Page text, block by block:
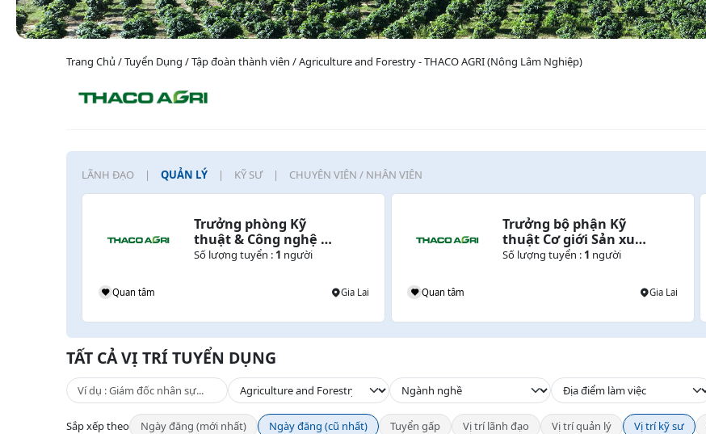
Trang Chủ / Tuyển Dụng / Tập đoàn thành viên / Agriculture and Forestry - THACO AGRI (Nông Lâm Nghiệp)
LÃNH ĐẠO QUẢN LÝ KỸ SƯ CHUYÊN VIÊN / NHÂN VIÊN
Trưởng phòng Kỹ
thuật & Công nghệ
Chăn nuôi Bò
Số lượng tuyển : 1 người
Quan tâm Gia Lai
Trưởng bộ phận Kỹ
thuật Cơ giới Sản xuất
Trồng trọt Lúa & Cây
Số lượng tuyển : 1 người
Quan tâm Gia Lai
TẤT CẢ VỊ TRÍ TUYỂN DỤNG
Sắp xếp theo Ngày đăng (mới nhất) Ngày đăng (cũ nhất) Tuyển gấp Vị trí lãnh đạo Vị trí quản lý Vị trí kỹ sư